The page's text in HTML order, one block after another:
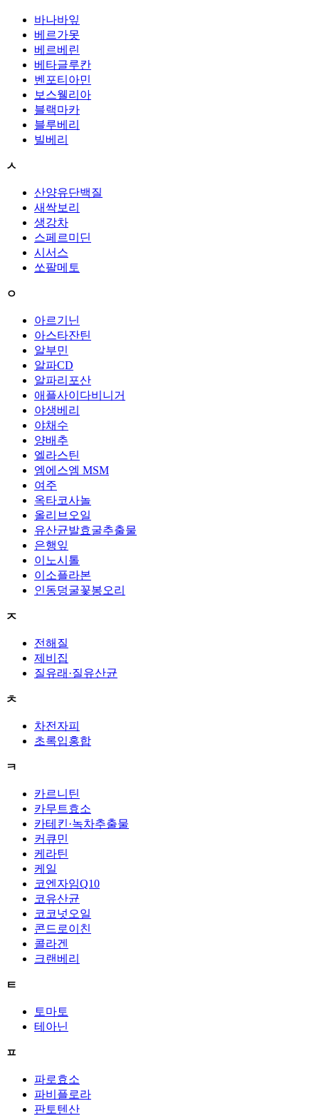
바나바잎
베르가못
베르베린
베타글루칸
벤포티아민
보스웰리아
블랙마카
블루베리
빌베리
ㅅ
산양유단백질
새싹보리
생강차
스페르미딘
시서스
쏘팔메토
ㅇ
아르기닌
아스타잔틴
알부민
알파CD
알파리포산
애플사이다비니거
야생베리
야채수
양배추
엘라스틴
엠에스엠 MSM
여주
옥타코사놀
올리브오일
유산균발효굴추출물
은행잎
이노시톨
이소플라본
인동덩굴꽃봉오리
ㅈ
전해질
제비집
질유래·질유산균
ㅊ
차전자피
초록입홍합
ㅋ
카르니틴
카무트효소
카테킨·녹차추출물
커큐민
케라틴
케일
코엔자임Q10
코유산균
코코넛오일
콘드로이친
콜라겐
크랜베리
ㅌ
토마토
테아닌
ㅍ
파로효소
파비플로라
판토텐산